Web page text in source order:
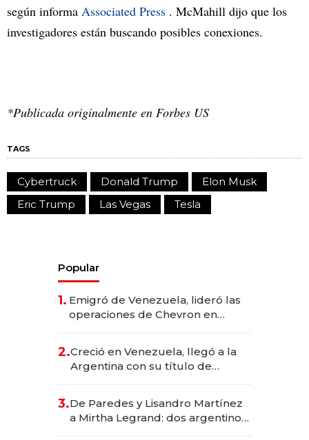
según informa Associated Press . McMahill dijo que los
investigadores están buscando posibles conexiones.
*Publicada originalmente en Forbes US
TAGS
Cybertruck Donald Trump
Elon Musk
Eric Trump
Las Vegas Tesla
Popular
1. Emigró de Venezuela, lideró las
operaciones de Chevron en
2.Creció en Venezuela, llegó a la
Argentina con su título de
las marcas "fast premium"
3.De Paredes y Lisandro Martínez
a Mirtha Legrand: dos argentinos